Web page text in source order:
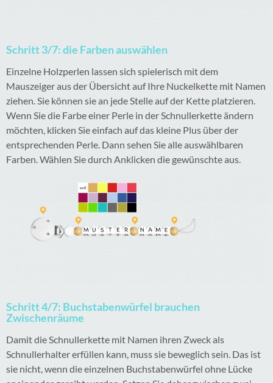
Schritt 3/7: die Farben auswählen
Einzelne Holzperlen lassen sich spielerisch mit dem
Mauszeiger aus der Übersicht auf Ihre Nuckelkette mit Namen
ziehen. Sie können sie an jede Stelle auf der Kette platzieren.
Wenn Sie die Farbe einer Perle in der Schnullerkette ändern
möchten, klicken Sie einfach auf das kleine Plus über der
entsprechenden Perle. Dann sehen Sie alle auswählbaren
Farben. Wählen Sie durch Anklicken die gewünschte aus.
Schritt 4/7: Buchstabenwürfel brauchen
Zwischenräume
Damit die Schnullerkette mit Namen ihren Zweck als
Schnullerhalter erfüllen kann, muss sie beweglich sein. Das ist
sie nicht, wenn die einzelnen Buchstabenwürfel ohne Lücke